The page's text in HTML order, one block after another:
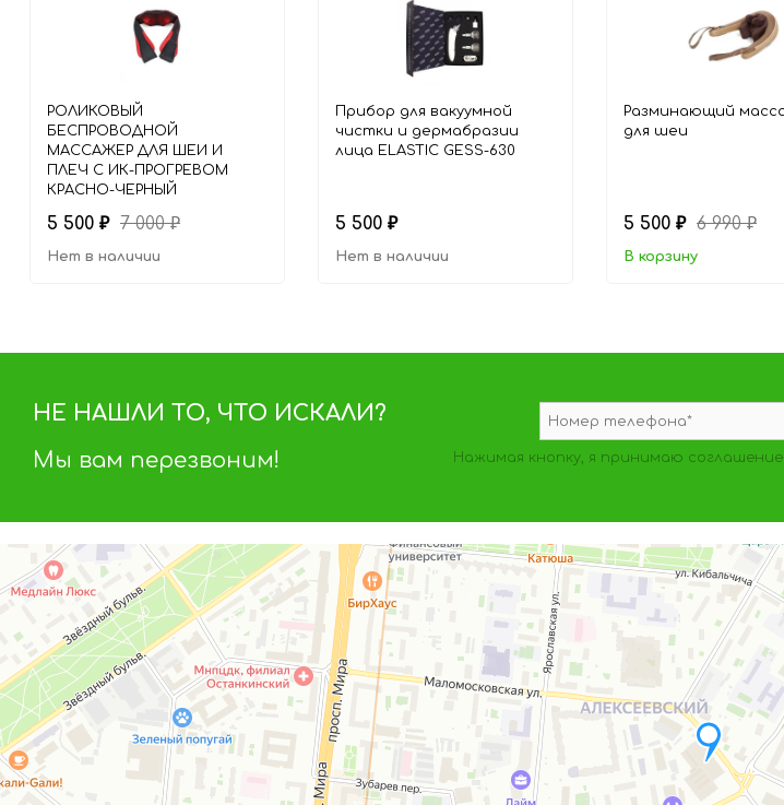
РОЛИКОВЫЙ
БЕСПРОВОДНОЙ
МАССАЖЕР ДЛЯ ШЕИ И
ПЛЕЧ C ИК-ПРОГРЕВОМ
КРАСНО-ЧЕРНЫЙ
5 500 ₽ 7 000₽
Нет в наличии
Прибор для вакуумной
чистки и дермабразии
лица ELASTIC GESS-630
5 500 ₽
Нет в наличии
Разминающий
для шеи
5 500 ₽ 6 990₽
В корзину
НЕ НАШЛИ ТО, ЧТО ИСКАЛИ?
Мы вам перезвоним!
Нажимая кнопку, я принимаю